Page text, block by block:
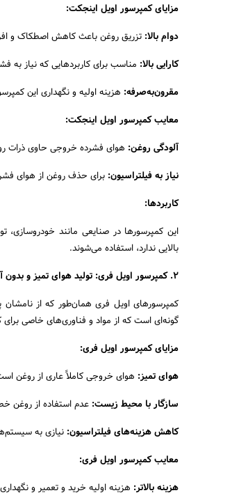
مزایای کمپرسور اویل اینجکت:
دوام بالا: تزریق روغن باعث کاهش اصطکاک و
کارایی بالا: مناسب برای کاربردهایی که نیاز به
مقرون‌به‌صرفه: هزینه اولیه و نگهداری این
معایب کمپرسور اویل اینجکت:
آلودگی روغن: هوای فشرده خروجی حاوی ذرات
نیاز به فیلتراسیون: برای حذف روغن از هوای
کاربردها:
این کمپرسورها در صنایعی مانند
بالایی ندارد، استفاده می‌شوند.
2. کمپرسور اویل فری: تولید هوای تمیز و بدون آلودگی
کمپرسورهای اویل فری همان‌طور که از
گونه‌ای است که از مواد و فناوری‌های خاصی
مزایای کمپرسور اویل فری:
هوای تمیز: هوای خروجی کاملاً عاری از روغن
سازگار با محیط زیست: عدم استفاده از
کاهش هزینه‌های فیلتراسیون: نیازی به
معایب کمپرسور اویل فری:
هزینه بالاتر: هزینه اولیه خرید و تعمیر و